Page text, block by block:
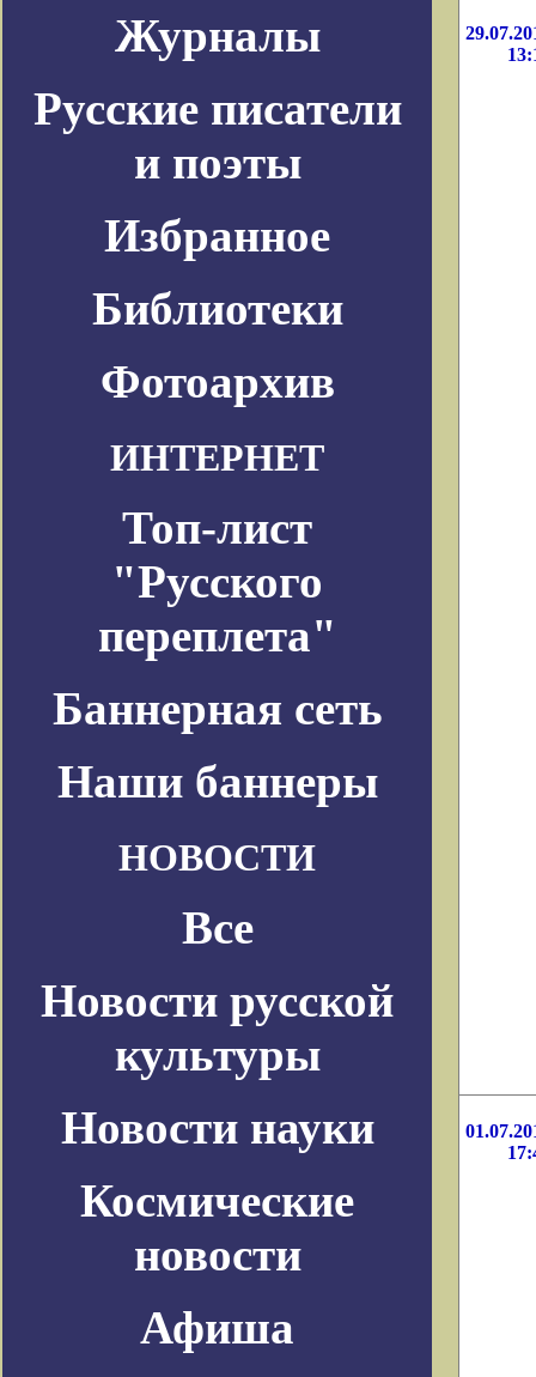
Журналы
Русские писатели
и поэты
Избранное
Библиотеки
Фотоархив
ИНТЕРНЕТ
Топ-лист
"Русского
переплета"
Баннерная сеть
Наши баннеры
НОВОСТИ
Все
Новости русской
культуры
Новости науки
Космические
новости
Афиша